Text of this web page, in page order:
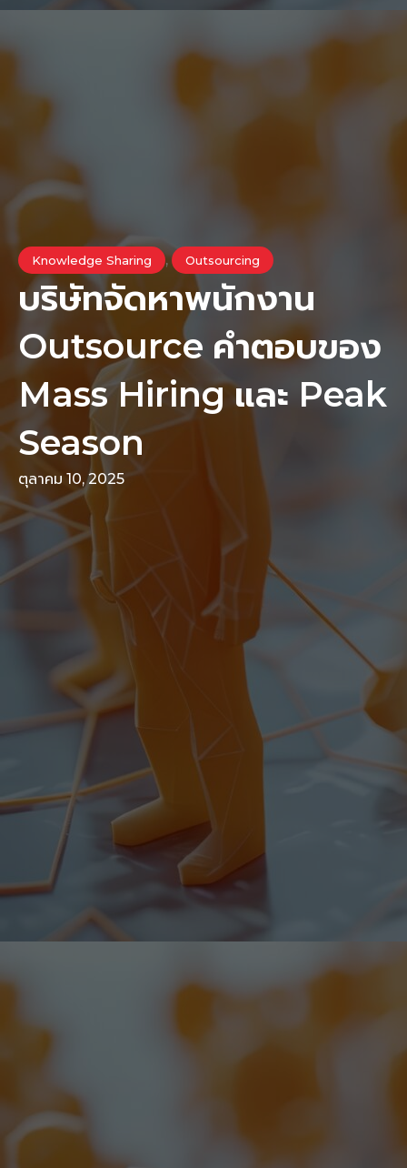
Knowledge Sharing , Outsourcing
บริษัทจัดหาพนักงาน
Outsource คำตอบของ
Mass Hiring และ Peak
Season
ตุลาคม 10, 2025